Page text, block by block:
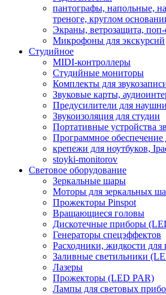
пантографы, напольные,
треноге, круглом
Экраны, ветрозащита,
Микрофоны для экскурсий
Студийное
MIDI-контроллеры
Студийные мониторы
Комплекты для
Звуковые карты,
Предусилители для
Звукоизоляция для студии
Портативные устройства
Программное обеспечение
крепежи для ноутбуков,
stoyki-monitorov
Световое оборудование
Зеркальные шары
Моторы для зеркальных
Прожекторы Pinspot
Вращающиеся головы
Дискотечные приборы
Генераторы спецэффектов
Расходники, жидкости для
Заливные светильники
Лазеры
Прожекторы (LED PAR)
Лампы для световых